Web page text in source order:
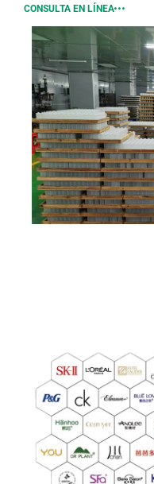
CONSULTA EN LÍNEA